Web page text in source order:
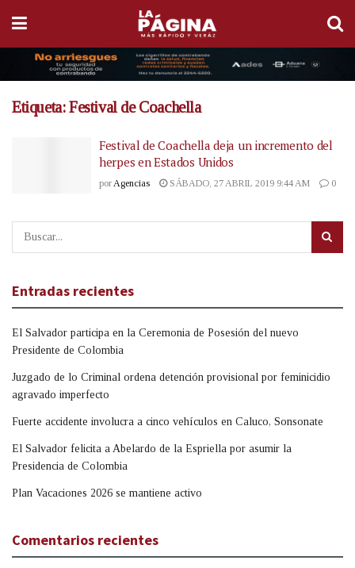
Etiqueta:Festival de Coachella
Festival de Coachella deja un incremento del
herpes en Estados Unidos
por Agencias SÁBADO, 27 ABRIL 2019 9:44 AM 0
Entradas recientes
El Salvador participa en la Ceremonia de Posesión del nuevo
Presidente de Colombia
Juzgado de lo Criminal ordena detención provisional por feminicidio
agravado imperfecto
Fuerte accidente involucra a cinco vehículos en Caluco, Sonsonate
El Salvador felicita a Abelardo de la Espriella por asumir la
Presidencia de Colombia
Plan Vacaciones 2026 se mantiene activo
Comentarios recientes